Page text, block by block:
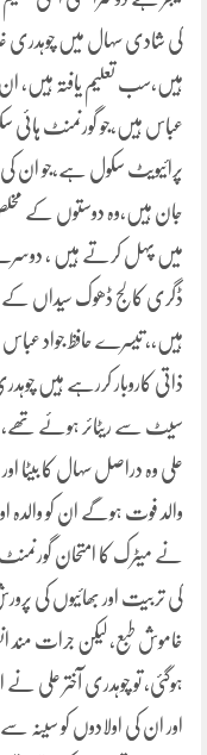
کی شادی سہال میں چوہدری
ہیں،سب تعلیم یافتہ ہیں،
عباس ہیں،جو گورنمنٹ ہائی
پرائیویٹ سکول ہے،جو ان کی
جان ہیں،وہ دوستوں کے
میں پہل کرتے ہیں ، دوسرے
ڈگری کالج ڈھوک سیداں کے
ہیں،، تیسرے حافظ جواد
ذاتی کاروبار کررہے ہیں
سیٹ سے ریٹائر ہوئے تھے،
علی وہ دراصل سہال کا بیٹا
والد فوت ہوگے ان کو
نے میٹرک کا امتحان
کی تربیت اور بھائیوں کی
ہوگئی، تو چوہدری آختر علی
اور ان کی اولادوں کو سینہ